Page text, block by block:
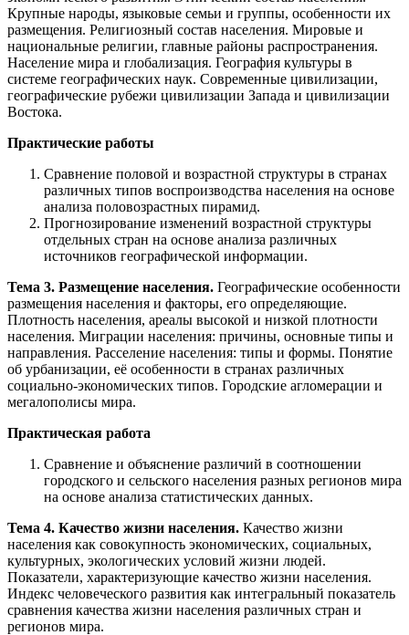
Крупные народы, языковые семьи и группы, особенности их
размещения. Религиозный состав населения. Мировые и
национальные религии, главные районы распространения.
Население мира и глобализация. География культуры в
системе географических наук. Современные цивилизации,
географические рубежи цивилизации Запада и цивилизации
Востока.
Практические работы
Сравнение половой и возрастной структуры в странах
различных типов воспроизводства населения на основе
анализа половозрастных пирамид.
Прогнозирование изменений возрастной структуры
отдельных стран на основе анализа различных
источников географической информации.
Тема 3. Размещение населения. Географические особенности
размещения населения и факторы, его определяющие.
Плотность населения, ареалы высокой и низкой плотности
населения. Миграции населения: причины, основные типы и
направления. Расселение населения: типы и формы. Понятие
об урбанизации, её особенности в странах различных
социально-экономических типов. Городские агломерации и
мегалополисы мира.
Практическая работа
Сравнение и объяснение различий в соотношении
городского и сельского населения разных регионов мира
на основе анализа статистических данных.
Тема 4. Качество жизни населения. Качество жизни
населения как совокупность экономических, социальных,
культурных, экологических условий жизни людей.
Показатели, характеризующие качество жизни населения.
Индекс человеческого развития как интегральный показатель
сравнения качества жизни населения различных стран и
регионов мира.